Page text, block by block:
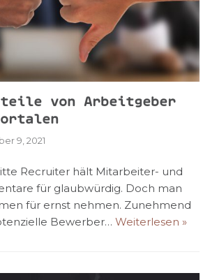
von Arbeitgeber
9, 2021
Recruiter hält Mitarbeiter- und
für glaubwürdig. Doch man
für ernst nehmen. Zunehmend
Bewerber… Weiterlesen »